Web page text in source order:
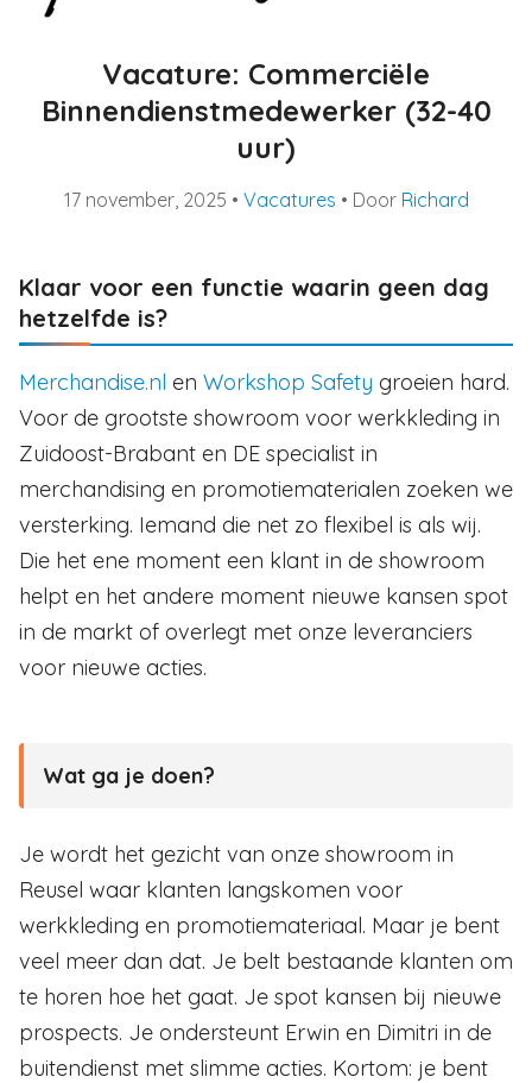
Vacature: Commerciële
Binnendienstmedewerker (32-40
uur)
17 november, 2025 • Vacatures • Door Richard
Klaar voor een functie waarin geen dag
hetzelfde is?
Merchandise.nl en Workshop Safety groeien hard.
Voor de grootste showroom voor werkkleding in
Zuidoost-Brabant en DE specialist in
merchandising en promotiematerialen zoeken we
versterking. Iemand die net zo flexibel is als wij.
Die het ene moment een klant in de showroom
helpt en het andere moment nieuwe kansen spot
in de markt of overlegt met onze leveranciers
voor nieuwe acties.
Wat ga je doen?
Je wordt het gezicht van onze showroom in
Reusel waar klanten langskomen voor
werkkleding en promotiemateriaal. Maar je bent
veel meer dan dat. Je belt bestaande klanten om
te horen hoe het gaat. Je spot kansen bij nieuwe
prospects. Je ondersteunt Erwin en Dimitri in de
buitendienst met slimme acties. Kortom: je bent